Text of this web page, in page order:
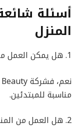
أسئلة
المنزل
1. هل يمكن العمل من المنزل بدون خبرة؟
مناسبة للمبتدئين.
2. هل العمل من المنزل مضمون الدخل؟